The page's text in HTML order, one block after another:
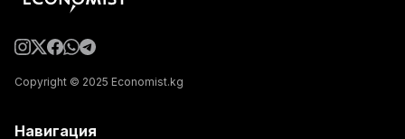
Copyright © 2025 Economist.kg
Навигация